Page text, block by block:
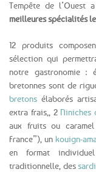
Tempête de l’Ouest
meilleures spécialités
12 produits
sélection qui
notre gastronomie :
bretonnes sont de
bretons élaborés
extra frais,, 2 Niniches
aux fruits ou
France”), un kouign-
en format
traditionnelle, des